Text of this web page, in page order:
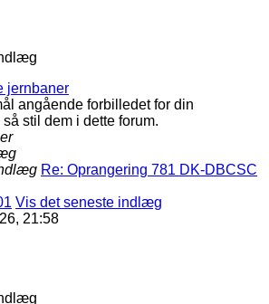
jernbaner
angående forbilledet for din
stil dem i dette forum.
Re: Oprangering 781 DK-DBCSC
Vis det seneste indlæg
21:58